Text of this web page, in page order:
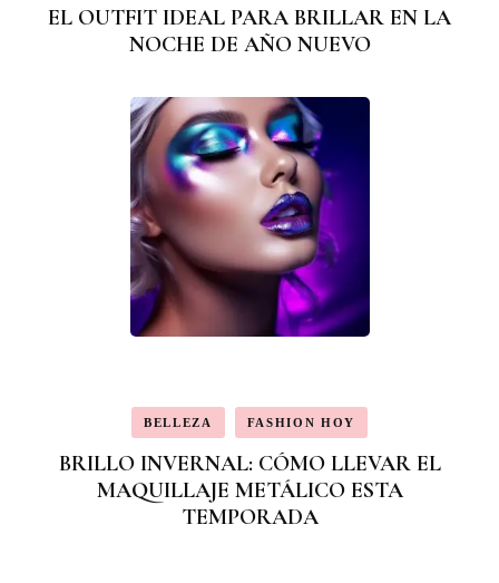
EL OUTFIT IDEAL PARA BRILLAR EN LA
NOCHE DE AÑO NUEVO
BELLEZA FASHION HOY
BRILLO INVERNAL: CÓMO LLEVAR EL
MAQUILLAJE METÁLICO ESTA
TEMPORADA